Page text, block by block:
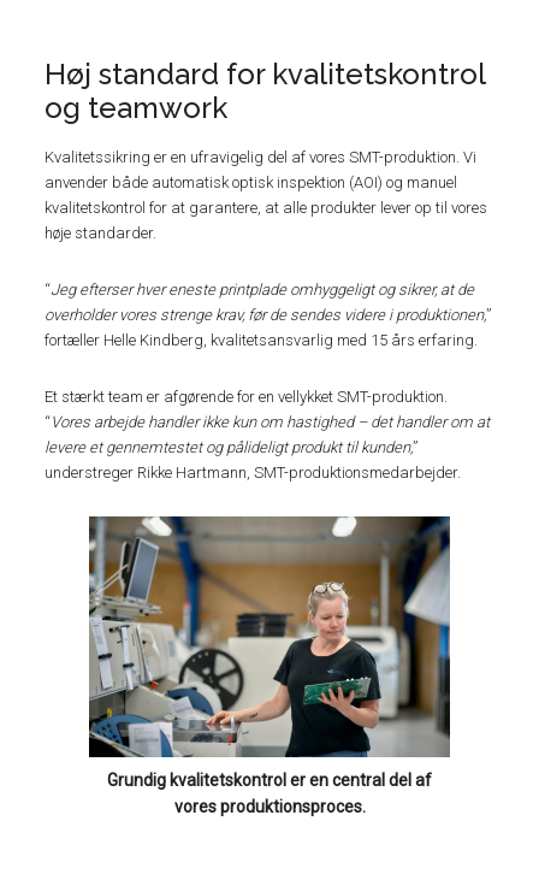
Høj standard for kvalitetskontrol
og teamwork
Kvalitetssikring er en ufravigelig del af vores SMT-produktion. Vi
anvender både automatisk optisk inspektion (AOI) og manuel
kvalitetskontrol for at garantere, at alle produkter lever op til vores
høje standarder.
“Jeg efterser hver eneste printplade omhyggeligt og sikrer, at de
overholder vores strenge krav, før de sendes videre i produktionen,”
fortæller Helle Kindberg, kvalitetsansvarlig med 15 års erfaring.
Et stærkt team er afgørende for en vellykket SMT-produktion.
“Vores arbejde handler ikke kun om hastighed – det handler om at
levere et gennemtestet og pålideligt produkt til kunden,”
understreger Rikke Hartmann, SMT-produktionsmedarbejder.
Grundig kvalitetskontrol er en central del af
vores produktionsproces.